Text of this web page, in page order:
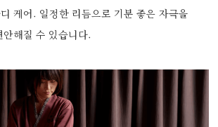
케어. 일정한 리듬으로 기분 좋은 자극을
해질 수 있습니다.